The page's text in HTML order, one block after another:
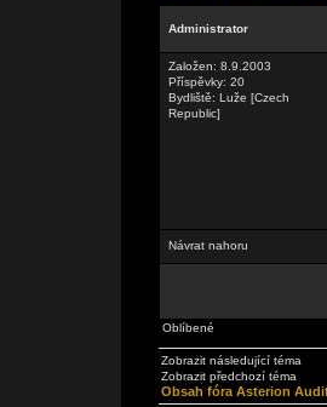
Administrator
Založen: 8.9.2003
Příspěvky: 20
Bydliště: Luže [Czech
Republic]
Návrat nahoru
Oblíbené
Zobrazit následující téma
Zobrazit předchozí téma
Obsah fóra Asterion